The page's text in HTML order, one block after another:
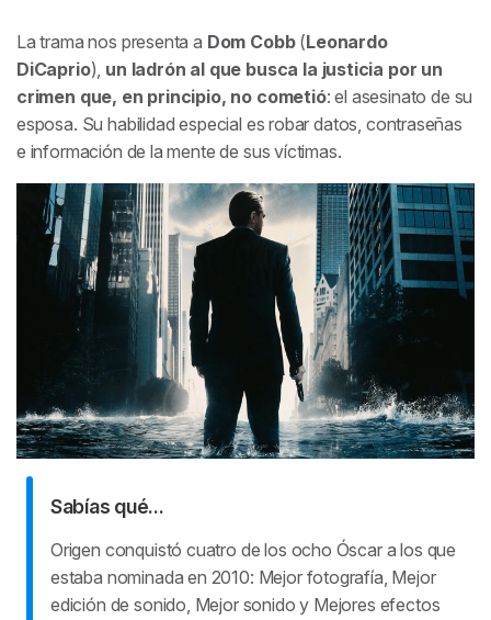
La trama nos presenta a Dom Cobb(Leonardo
DiCaprio), un ladrón al que busca la justicia por un
crimen que, en principio, no cometió: el asesinato de su
esposa. Su habilidad especial es robar datos, contraseñas
e información de la mente de sus víctimas.
Sabías qué...
Origen conquistó cuatro de los ocho Óscar a los que
estaba nominada en 2010: Mejor fotografía, Mejor
edición de sonido, Mejor sonido y Mejores efectos